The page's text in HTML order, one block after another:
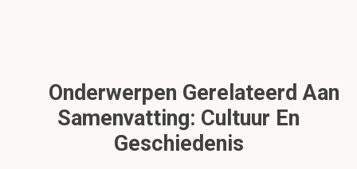
Onderwerpen Gerelateerd Aan
Samenvatting: Cultuur En
Geschiedenis